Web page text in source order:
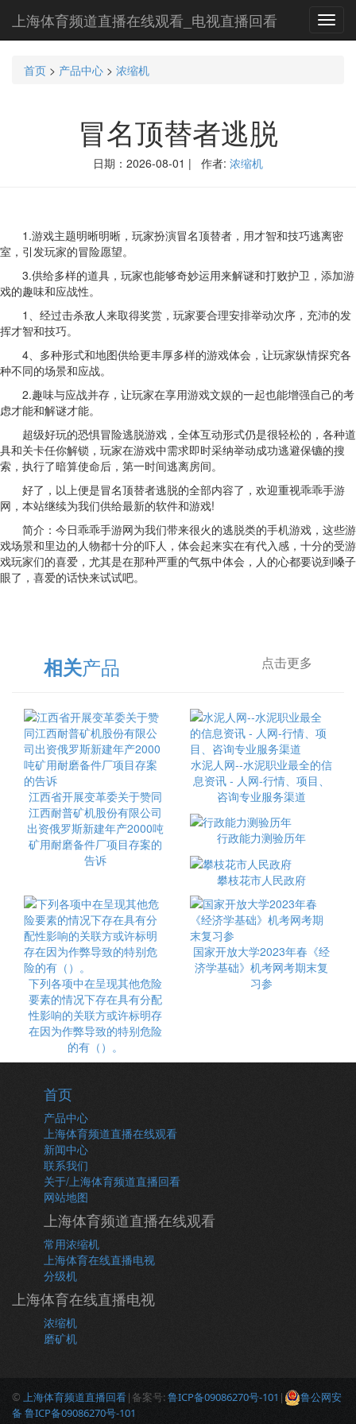
上海体育频道直播在线观看_电视直播回看
首页 > 产品中心 > 浓缩机
冒名顶替者逃脱
日期：2026-08-01 | 作者: 浓缩机
1.游戏主题明晰明晰，玩家扮演冒名顶替者，用才智和技巧逃离密
室，引发玩家的冒险愿望。
3.供给多样的道具，玩家也能够奇妙运用来解谜和打败护卫，添加游
戏的趣味和应战性。
1、经过击杀敌人来取得奖赏，玩家要合理安排举动次序，充沛的发
挥才智和技巧。
4、多种形式和地图供给更丰厚多样的游戏体会，让玩家纵情探究各
种不同的场景和应战。
2.趣味与应战并存，让玩家在享用游戏文娱的一起也能增强自己的考
虑才能和解谜才能。
超级好玩的恐惧冒险逃脱游戏，全体互动形式仍是很轻松的，各种道
具和关卡任你解锁，玩家在游戏中需求即时采纳举动成功逃避保镳的搜
索，执行了暗算使命后，第一时间逃离房间。
好了，以上便是冒名顶替者逃脱的全部内容了，欢迎重视乖乖手游
网，本站继续为我们供给最新的软件和游戏!
简介：今日乖乖手游网为我们带来很火的逃脱类的手机游戏，这些游
戏场景和里边的人物都十分的吓人，体会起来实在有代入感，十分的受游
戏玩家们的喜爱，尤其是在那种严重的气氛中体会，人的心都要说到嗓子
眼了，喜爱的话快来试试吧。
相关产品 点击更多
江西省开展变革委关于赞同
江西耐普矿机股份有限公司
出资俄罗斯新建年产2000吨
矿用耐磨备件厂项目存案的
告诉
水泥人网--水泥职业最全的信
息资讯 - 人网-行情、项目、
咨询专业服务渠道
行政能力测验历年
攀枝花市人民政府
下列各项中在呈现其他危险
要素的情况下存在具有分配
性影响的关联方或许标明存
在因为作弊导致的特别危险
的有（）。
国家开放大学2023年春《经
济学基础》机考网考期末复
习参
首页
产品中心
上海体育频道直播在线观看
新闻中心
联系我们
关于/上海体育频道直播回看
网站地图
上海体育频道直播在线观看
常用浓缩机
上海体育在线直播电视
分级机
上海体育在线直播电视
浓缩机
磨矿机
© 上海体育频道直播回看|备案号:鲁ICP备09086270号-101 |
鲁公网安
备 鲁ICP备09086270号-101